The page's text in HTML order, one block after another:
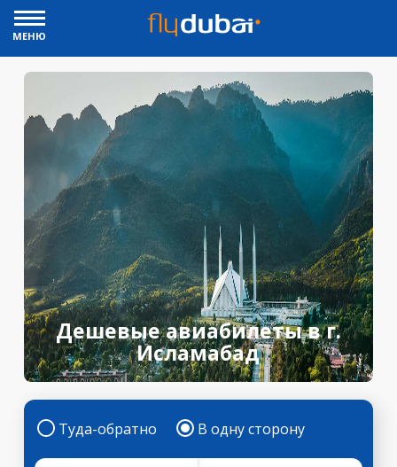
МЕНЮ
Дешевые авиабилеты в г.
Исламабад
Туда-обратно В одну сторону